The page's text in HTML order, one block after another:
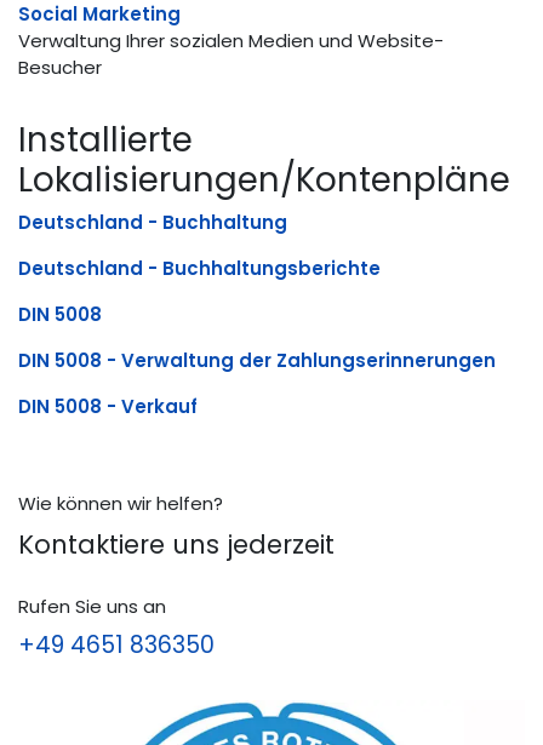
Social Marketing
Verwaltung Ihrer sozialen Medien und Website-
Besucher
Installierte
Lokalisierungen/Kontenpläne
Deutschland - Buchhaltung
Deutschland - Buchhaltungsberichte
DIN 5008
DIN 5008 - Verwaltung der Zahlungserinnerungen
DIN 5008 - Verkauf
Wie können wir helfen?
Kontaktiere uns jederzeit
Rufen Sie uns an
+49 4651 836350